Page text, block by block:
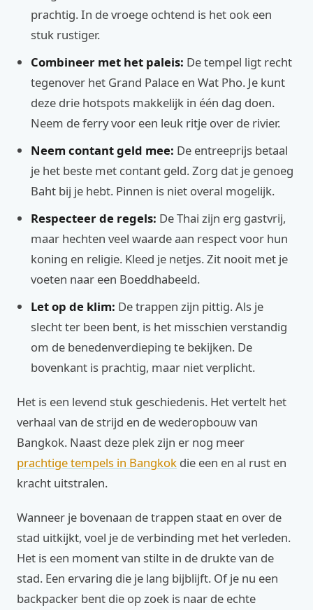
prachtig. In de vroege ochtend is het ook een
stuk rustiger.
Combineer met het paleis: De tempel ligt recht
tegenover het Grand Palace en Wat Pho. Je kunt
deze drie hotspots makkelijk in één dag doen.
Neem de ferry voor een leuk ritje over de rivier.
Neem contant geld mee: De entreeprijs betaal
je het beste met contant geld. Zorg dat je genoeg
Baht bij je hebt. Pinnen is niet overal mogelijk.
Respecteer de regels: De Thai zijn erg gastvrij,
maar hechten veel waarde aan respect voor hun
koning en religie. Kleed je netjes. Zit nooit met je
voeten naar een Boeddhabeeld.
Let op de klim: De trappen zijn pittig. Als je
slecht ter been bent, is het misschien verstandig
om de benedenverdieping te bekijken. De
bovenkant is prachtig, maar niet verplicht.
Het is een levend stuk geschiedenis. Het vertelt het
verhaal van de strijd en de wederopbouw van
Bangkok. Naast deze plek zijn er nog meer
prachtige tempels in Bangkok die een en al rust en
kracht uitstralen.
Wanneer je bovenaan de trappen staat en over de
stad uitkijkt, voel je de verbinding met het verleden.
Het is een moment van stilte in de drukte van de
stad. Een ervaring die je lang bijblijft. Of je nu een
backpacker bent die op zoek is naar de echte